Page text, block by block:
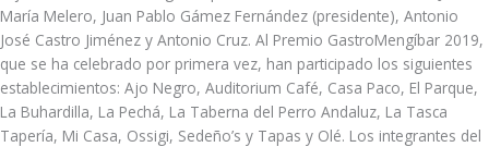
María Melero, Juan Pablo Gámez Fernández (presidente), Antonio
José Castro Jiménez y Antonio Cruz. Al Premio GastroMengíbar 2019,
que se ha celebrado por primera vez, han participado los siguientes
establecimientos: Ajo Negro, Auditorium Café, Casa Paco, El Parque,
La Buhardilla, La Pechá, La Taberna del Perro Andaluz, La Tasca
Tapería, Mi Casa, Ossigi, Sedeño’s y Tapas y Olé. Los integrantes del